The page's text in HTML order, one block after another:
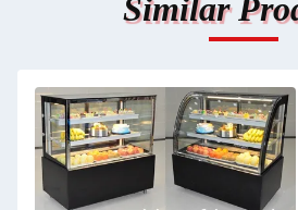
Similar